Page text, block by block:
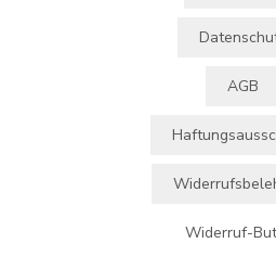
AGB
Widerruf-